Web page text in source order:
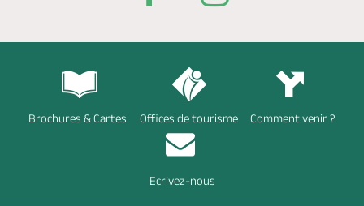
Brochures & Cartes Offices de tourisme Comment venir ?
Ecrivez-nous